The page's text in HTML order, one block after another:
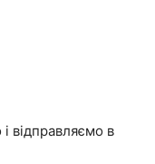
відправляємо в